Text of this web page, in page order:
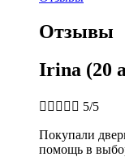
Отзывы
Irina (20
     5/5
Покупали
помощь в